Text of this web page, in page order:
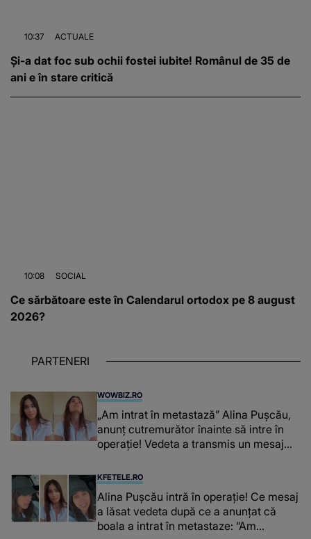
10:37 ACTUALE
Și-a dat foc sub ochii fostei iubite! Românul de 35 de
ani e în stare critică
10:08 SOCIAL
Ce sărbătoare este în Calendarul ortodox pe 8 august
2026?
PARTENERI
WOWBIZ.RO
„Am intrat în metastază” Alina Pușcău,
anunț cutremurător înainte să intre în
operație! Vedeta a transmis un mesaj
KFETELE.RO
Alina Pușcău intră în operație! Ce mesaj
a lăsat vedeta după ce a anunțat că
boala a intrat în metastaze: “Am